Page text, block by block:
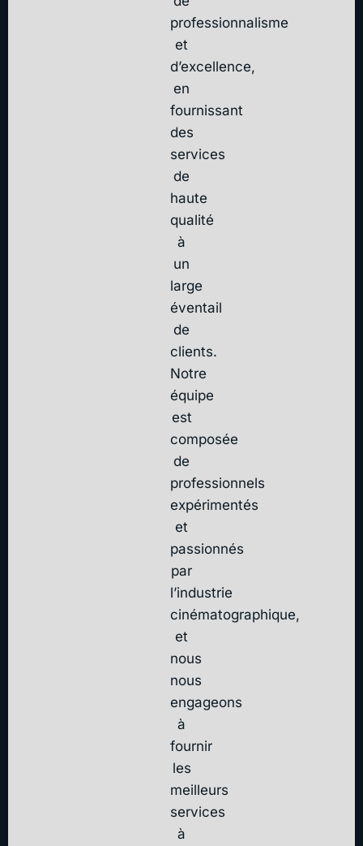
professionnalisme
et
d’excellence,
en
fournissant
des
services
de
haute
qualité
à
un
large
éventail
de
clients.
Notre
équipe
est
composée
de
professionnels
expérimentés
et
passionnés
par
l’industrie
cinématographique,
et
nous
nous
engageons
à
fournir
les
meilleurs
services
à